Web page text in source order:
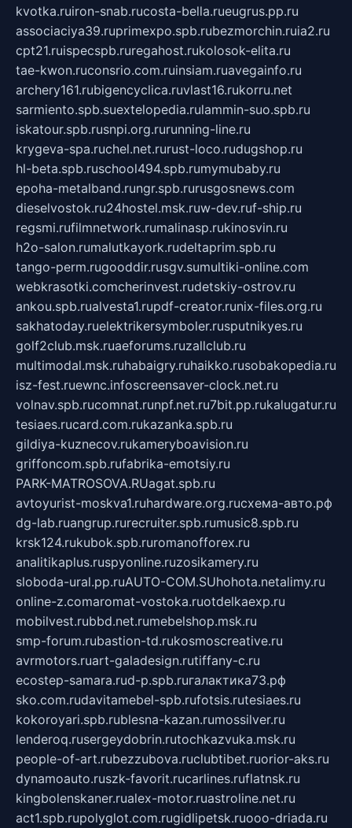
kvotka.ruiron-snab.rucosta-bella.rueugrus.pp.ru
associaciya39.ruprimexpo.spb.rubezmorchin.ruia2.ru
cpt21.ruispecspb.ruregahost.rukolosok-elita.ru
tae-kwon.ruconsrio.com.ruinsiam.ruavegainfo.ru
archery161.rubigencyclica.ruvlast16.rukorru.net
sarmiento.spb.suextelopedia.rulammin-suo.spb.ru
iskatour.spb.rusnpi.org.rurunning-line.ru
krygeva-spa.ruchel.net.rurust-loco.rudugshop.ru
hl-beta.spb.ruschool494.spb.rumymubaby.ru
epoha-metalband.rungr.spb.rurusgosnews.com
dieselvostok.ru24hostel.msk.ruw-dev.ruf-ship.ru
regsmi.rufilmnetwork.rumalinasp.rukinosvin.ru
h2o-salon.rumalutkayork.rudeltaprim.spb.ru
tango-perm.rugooddir.rusgv.sumultiki-online.com
webkrasotki.comcherinvest.rudetskiy-ostrov.ru
ankou.spb.rualvesta1.rupdf-creator.runix-files.org.ru
sakhatoday.ruelektrikersymboler.rusputnikyes.ru
golf2club.msk.ruaeforums.ruzallclub.ru
multimodal.msk.ruhabaigry.ruhaikko.rusobakopedia.ru
isz-fest.ruewnc.infoscreensaver-clock.net.ru
volnav.spb.rucomnat.runpf.net.ru7bit.pp.rukalugatur.ru
tesiaes.rucard.com.rukazanka.spb.ru
gildiya-kuznecov.rukameryboavision.ru
griffoncom.spb.rufabrika-emotsiy.ru
PARK-MATROSOVA.RUagat.spb.ru
avtoyurist-moskva1.ruhardware.org.ruсхема-авто.рф
dg-lab.ruangrup.rurecruiter.spb.rumusic8.spb.ru
krsk124.rukubok.spb.ruromanofforex.ru
analitikaplus.ruspyonline.ruzosikamery.ru
sloboda-ural.pp.ruAUTO-COM.SUhohota.netalimy.ru
online-z.comaromat-vostoka.ruotdelkaexp.ru
mobilvest.rubbd.net.rumebelshop.msk.ru
smp-forum.rubastion-td.rukosmoscreative.ru
avrmotors.ruart-galadesign.rutiffany-c.ru
ecostep-samara.rud-p.spb.ruгалактика73.рф
sko.com.rudavitamebel-spb.rufotsis.rutesiaes.ru
kokoroyari.spb.rublesna-kazan.rumossilver.ru
lenderoq.rusergeydobrin.rutochkazvuka.msk.ru
people-of-art.rubezzubova.ruclubtibet.ruorior-aks.ru
dynamoauto.ruszk-favorit.rucarlines.ruflatnsk.ru
kingbolenskaner.rualex-motor.ruastroline.net.ru
act1.spb.rupolyglot.com.rugidlipetsk.ruooo-driada.ru